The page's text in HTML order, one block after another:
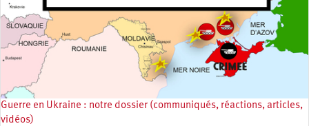
Guerre en Ukraine : notre dossier (communiqués, réactions, articles,
vidéos)